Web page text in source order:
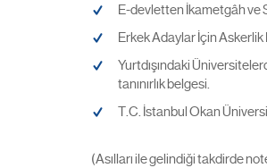
E-devletten İkametgâh ve
Erkek Adaylar İçin
Yurtdışındaki
tanınırlık belgesi.
T.C. İstanbul Okan
(Asılları ile gelindiği takdirde